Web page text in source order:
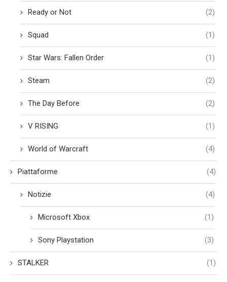
Ready or Not (2)
Squad (1)
Star Wars: Fallen Order (1)
Steam (2)
The Day Before (2)
V RISING (1)
World of Warcraft (4)
Piattaforme (4)
Notizie (4)
Microsoft Xbox (1)
Sony Playstation (3)
STALKER (1)